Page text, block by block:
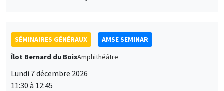
SÉMINAIRES GÉNÉRAUX
AMSE SEMINAR
Îlot Bernard du BoisAmphithéâtre
Lundi 7 décembre 2026
11:30 à 12:45